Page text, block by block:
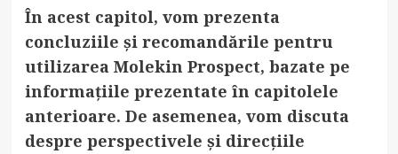
În acest capitol, vom prezenta
concluziile și recomandările pentru
utilizarea Molekin Prospect, bazate pe
informațiile prezentate în capitolele
anterioare. De asemenea, vom discuta
despre perspectivele și direcțiile